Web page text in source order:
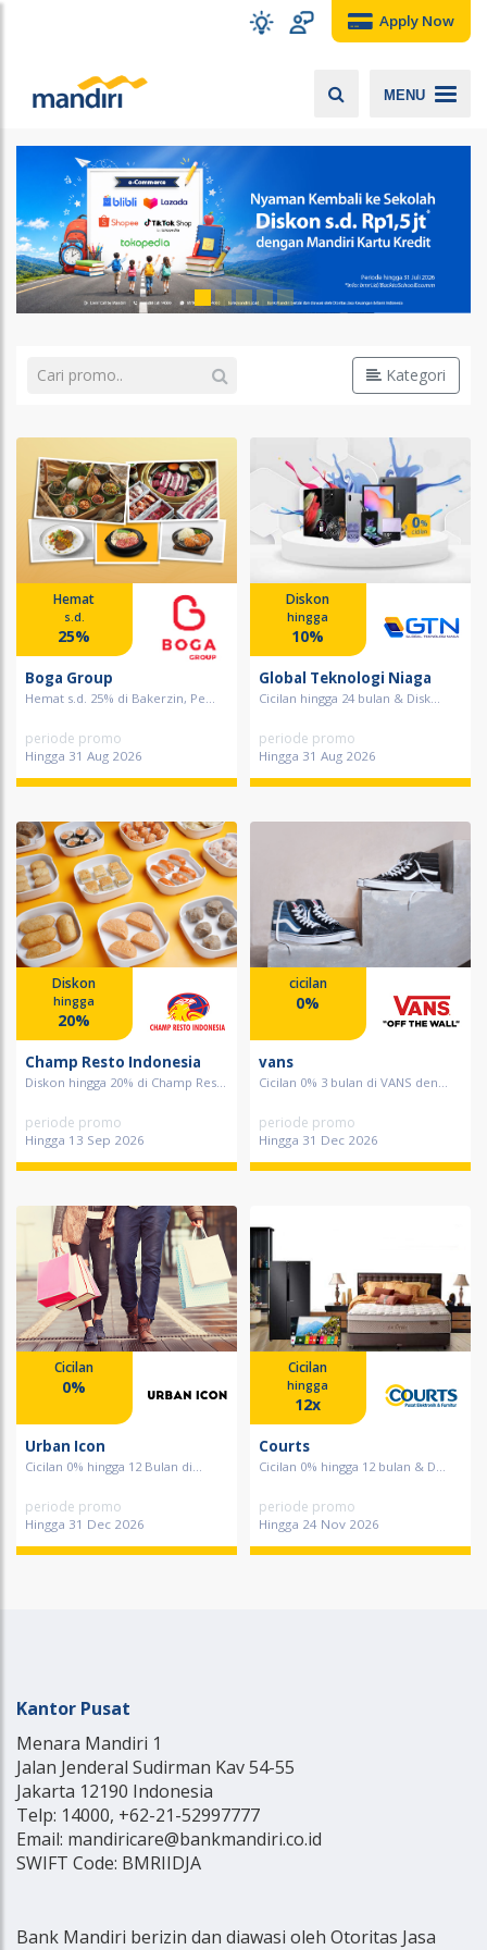
Apply Now
MENU
Kategori
Hemat
s.d.
25%
Boga Group
Hemat s.d. 25% di Bakerzin, Pe...
periode promo
Hingga 31 Aug 2026
Diskon
hingga
10%
Global Teknologi Niaga
Cicilan hingga 24 bulan & Disk...
periode promo
Hingga 31 Aug 2026
Diskon
hingga
20%
Champ Resto Indonesia
Diskon hingga 20% di Champ Res...
periode promo
Hingga 13 Sep 2026
cicilan
0%
vans
Cicilan 0% 3 bulan di VANS den...
periode promo
Hingga 31 Dec 2026
Cicilan
0%
Urban Icon
Cicilan 0% hingga 12 Bulan di...
periode promo
Hingga 31 Dec 2026
Cicilan
hingga
12x
Courts
Cicilan 0% hingga 12 bulan & D...
periode promo
Hingga 24 Nov 2026
Kantor Pusat
Menara Mandiri 1
Jalan Jenderal Sudirman Kav 54-55
Jakarta 12190 Indonesia
Telp: 14000, +62-21-52997777
Email: mandiricare@bankmandiri.co.id
SWIFT Code: BMRIIDJA
Bank Mandiri berizin dan diawasi oleh Otoritas Jasa